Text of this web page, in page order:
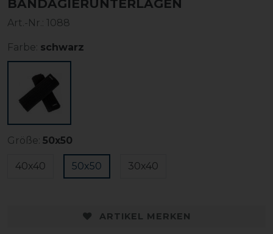
BANDAGIERUNTERLAGEN
Art.-Nr.: 1088
Farbe: schwarz
Größe: 50x50
40x40 50x50 30x40
ARTIKEL MERKEN